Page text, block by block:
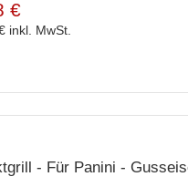
€
inkl. MwSt.
- Für Panini -